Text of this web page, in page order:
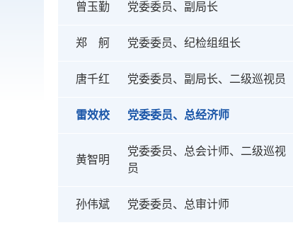
曾玉勤 党委委员、副局长
郑 舸 党委委员、纪检组组长
唐千红 党委委员、副局长、二级巡视员
雷效校 党委委员、总经济师
黄智明
党委委员、总会计师、二级巡视
员
孙伟斌 党委委员、总审计师